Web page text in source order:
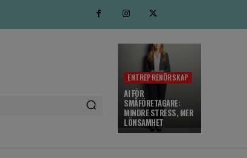
ENTREPRENÖRSKAP
AI FÖR
SMÅFÖRETAGARE:
MINDRE STRESS, MER
LÖNSAMHET